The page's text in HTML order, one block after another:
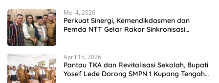
Mei 4, 2026
Perkuat Sinergi, Kemendikdasmen dan
Pemda NTT Gelar Rakor Sinkronisasi
April 15, 2026
Pantau TKA dan Revitalisasi Sekolah, Bupati
Yosef Lede Dorong SMPN 1 Kupang Tengah